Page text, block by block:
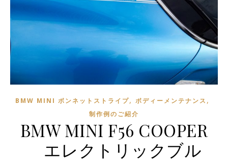
BMW MINI ボンネットストライプ, ボディーメンテナンス ,
制作例のご紹介
BMW MINI F56 COOPER
エレクトリックブル